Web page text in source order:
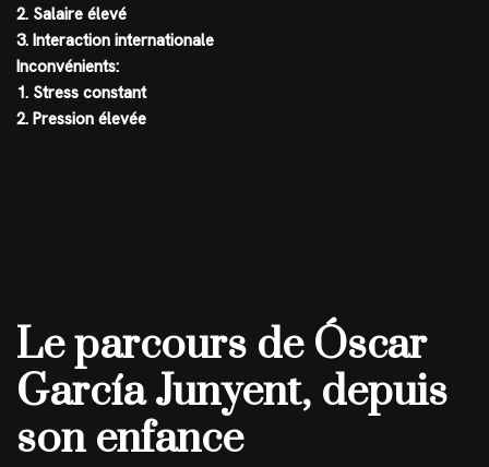
2. Salaire élevé
3. Interaction internationale
Inconvénients:
1. Stress constant
2. Pression élevée
Le parcours de Óscar
García Junyent, depuis
son enfance